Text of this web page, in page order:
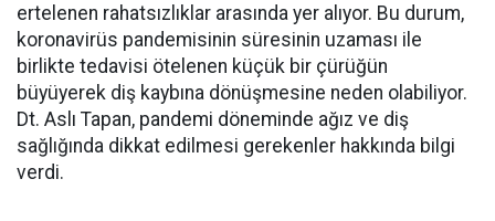
ertelenen rahatsızlıklar arasında yer alıyor. Bu durum,
koronavirüs pandemisinin süresinin uzaması ile
birlikte tedavisi ötelenen küçük bir çürüğün
büyüyerek diş kaybına dönüşmesine neden olabiliyor.
Dt. Aslı Tapan, pandemi döneminde ağız ve diş
sağlığında dikkat edilmesi gerekenler hakkında bilgi
verdi.